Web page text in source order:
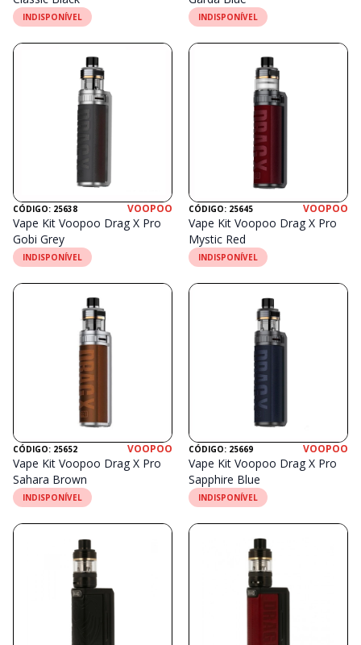
INDISPONÍVEL INDISPONÍVEL
CÓDIGO: 25638 VOOPOO
Vape Kit Voopoo Drag X Pro
Gobi Grey
INDISPONÍVEL
CÓDIGO: 25645 VOOPOO
Vape Kit Voopoo Drag X Pro
Mystic Red
INDISPONÍVEL
CÓDIGO: 25652 VOOPOO
Vape Kit Voopoo Drag X Pro
Sahara Brown
INDISPONÍVEL
CÓDIGO: 25669 VOOPOO
Vape Kit Voopoo Drag X Pro
Sapphire Blue
INDISPONÍVEL